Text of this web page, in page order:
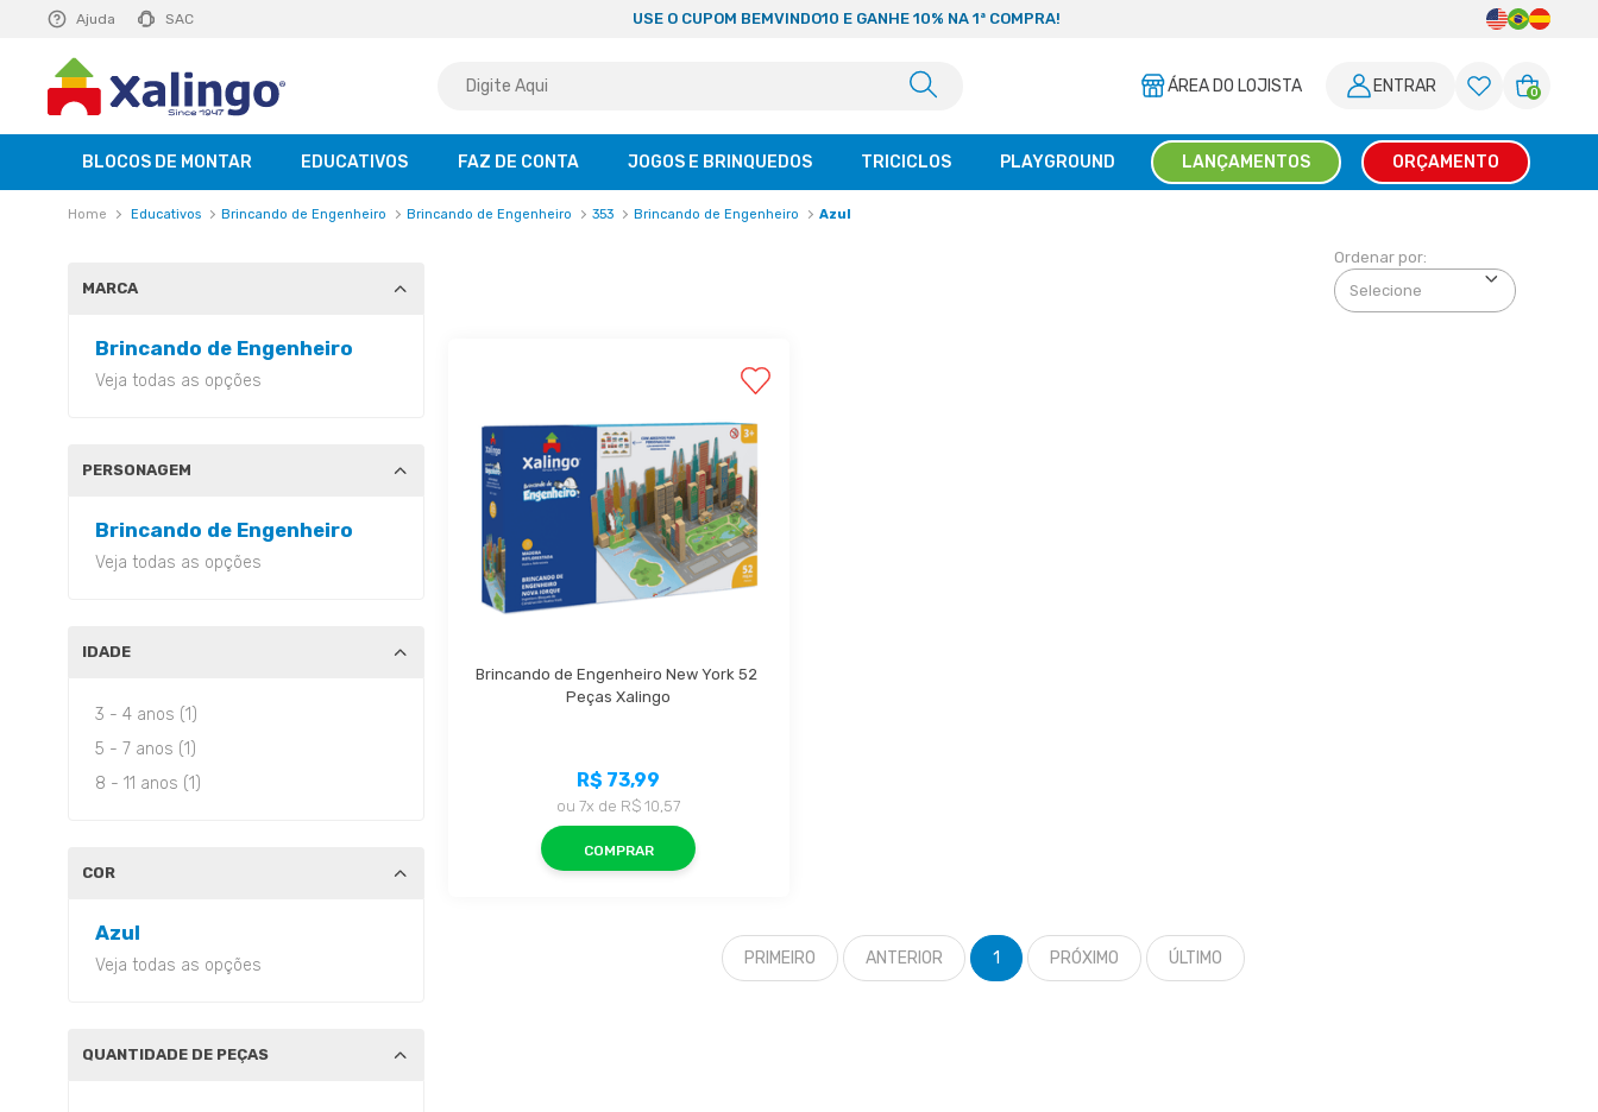
Ajuda SAC
R$ 129,99 saiba mais USE O CUPOM BEMVINDO10 E GANHE 10% NA 1ª COMPRA!
ÁREA DO LOJISTA ENTRAR 0
BLOCOS DE MONTAR EDUCATIVOS FAZ DE CONTA JOGOS E BRINQUEDOS TRICICLOS PLAYGROUND LANÇAMENTOS ORÇAMENTO
Educativos Brincando de Engenheiro Brincando de Engenheiro 353 Brincando de Engenheiro Azul
MARCA
Brincando de Engenheiro
Veja todas as opções
PERSONAGEM
Brincando de Engenheiro
Veja todas as opções
IDADE
3 - 4 anos (1)
5 - 7 anos (1)
8 - 11 anos (1)
COR
Azul
Veja todas as opções
QUANTIDADE DE PEÇAS
Ordenar por:
Brincando de Engenheiro New York 52
Peças Xalingo
R$ 73,99
ou7x de R$ 10,57
COMPRAR
PRIMEIRO ANTERIOR 1 PRÓXIMO ÚLTIMO